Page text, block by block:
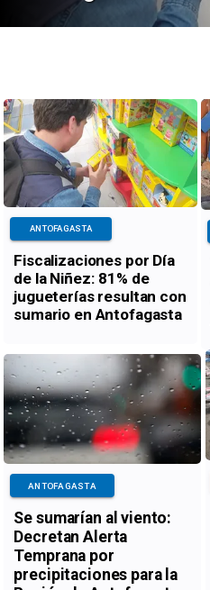
Fiscalizaciones por Día
de la Niñez: 81% de
jugueterías resultan con
sumario en Antofagasta
ANTOFAGASTA
Se sumarían al viento:
Decretan Alerta
Temprana por
precipitaciones para la
ANTOFAGASTA